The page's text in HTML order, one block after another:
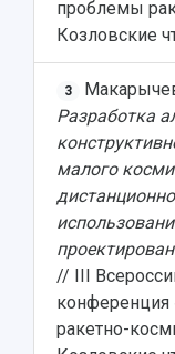
проблемы
Козловские
3
Разработка
малого
// III
ракетно-